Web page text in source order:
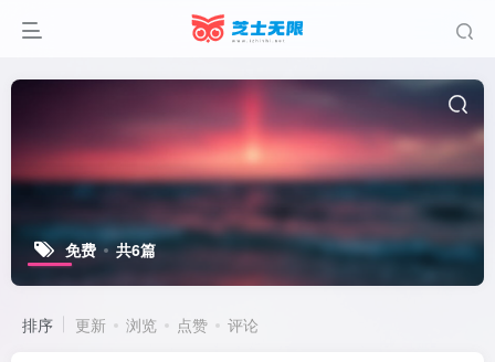
免费 共6篇
排序 更新 浏览 点赞 评论